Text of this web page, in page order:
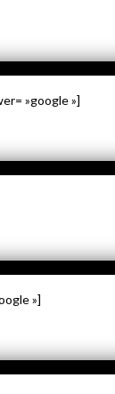
»google »]
»]